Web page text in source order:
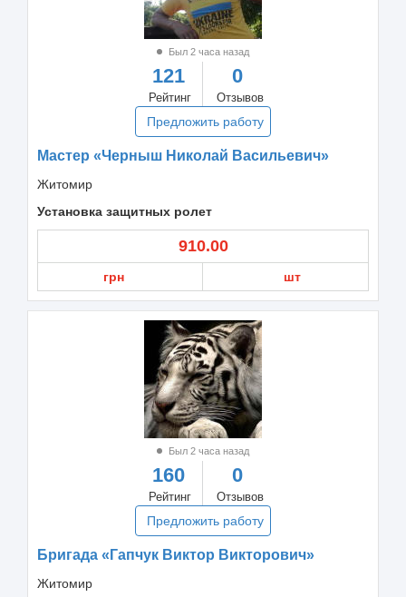
Был 2 часа назад
121
Рейтинг
0
Отзывов
Предложить работу
Мастер «Черныш Николай Васильевич»
Житомир
Установка защитных ролет
910.00
грн шт
Был 2 часа назад
160
Рейтинг
0
Отзывов
Предложить работу
Бригада «Гапчук Виктор Викторович»
Житомир